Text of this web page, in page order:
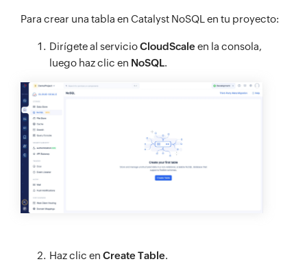
Para crear una tabla en Catalyst NoSQL en tu proyecto:
Dirígete al servicioCloudScale en la consola,
luego haz clic en NoSQL.
Haz clic en Create Table.